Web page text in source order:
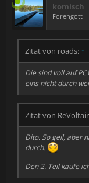
komisch
Forengott
Zitat von roads: ↑
Die sind voll auf
eins nicht durch
Zitat von
Dito. So geil, aber
durch.
Den 2. Teil kaufe